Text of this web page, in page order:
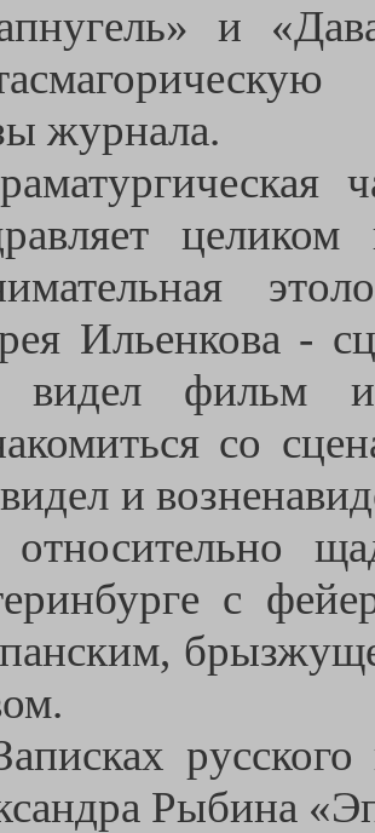
и
журнала.
Ильенкова -
видел фильм
со
и
с
Рыбина